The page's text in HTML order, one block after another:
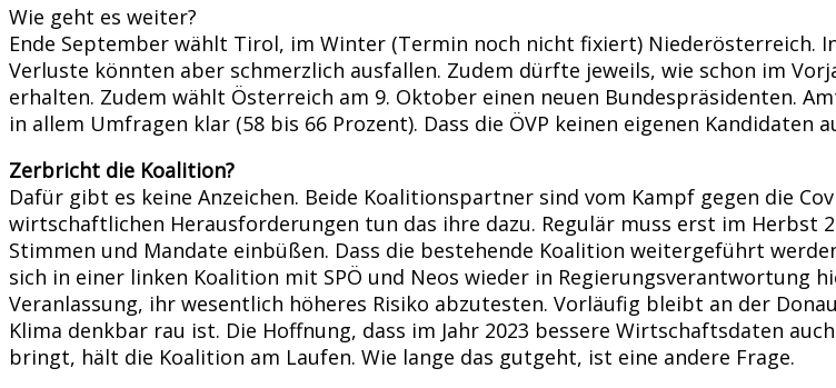
Wie geht es weiter?
Ende September wählt Tirol, im Winter (Termin noch nicht fixiert) Niederösterreich.
Verluste könnten aber schmerzlich ausfallen. Zudem dürfte jeweils, wie schon im
erhalten. Zudem wählt Österreich am 9. Oktober einen neuen Bundespräsidenten.
in allem Umfragen klar (58 bis 66 Prozent). Dass die ÖVP keinen eigenen Kandidaten
Zerbricht die Koalition?
Dafür gibt es keine Anzeichen. Beide Koalitionspartner sind vom Kampf gegen die
wirtschaftlichen Herausforderungen tun das ihre dazu. Regulär muss erst im Herbst
Stimmen und Mandate einbüßen. Dass die bestehende Koalition weitergeführt
sich in einer linken Koalition mit SPÖ und Neos wieder in Regierungsverantwortung
Veranlassung, ihr wesentlich höheres Risiko abzutesten. Vorläufig bleibt an der
Klima denkbar rau ist. Die Hoffnung, dass im Jahr 2023 bessere Wirtschaftsdaten
bringt, hält die Koalition am Laufen. Wie lange das gutgeht, ist eine andere Frage.